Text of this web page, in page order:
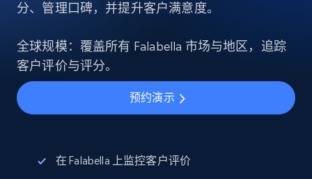
分、管理口碑，并提升客户满意度。
全球规模：覆盖所有 Falabella 市场与地区，追踪
客户评价与评分。
预约演示
在 Falabella 上监控客户评价